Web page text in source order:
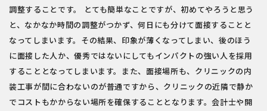
調整することです。 とても簡単なことですが、初めてやろうと思う
と、なかなか時間の調整がつかず、何日にも分けて面接することと
なってしまいます。その結果、印象が薄くなってしまい、後のほう
に面接した人か、優秀ではないにしてもインパクトの強い人を採用
することとなってしまいます。また、面接場所も、クリニックの内
装工事が間に合わないのが普通ですから、クリニックの近隣で静か
でコストもかからない場所を確保することとなります。会計士や開